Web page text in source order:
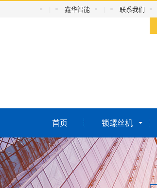
鑫华智能
联系我们
首页 锁螺丝机